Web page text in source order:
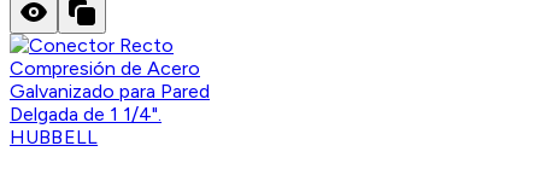
HUBBELL